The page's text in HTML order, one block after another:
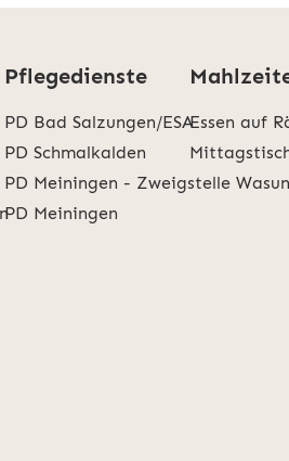
Pflegedienste
PD Bad Salzungen/ESA
PD Schmalkalden
PD Meiningen - Zweigstelle
PD Meiningen
Essen auf